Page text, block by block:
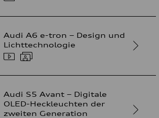
Audi A6 e-tron – Design und
Lichttechnologie
Audi S5 Avant – Digitale
OLED-Heckleuchten der
zweiten Generation